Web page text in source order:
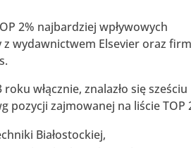
2% najbardziej wpływowych
wydawnictwem Elsevier oraz
włącznie, znalazło się sześciu
pozycji zajmowanej na liście TOP
Białostockiej,